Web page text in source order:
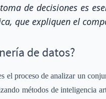
de decisiones es
que expliquen el
de datos?
el proceso de analizar un
métodos de inteligencia